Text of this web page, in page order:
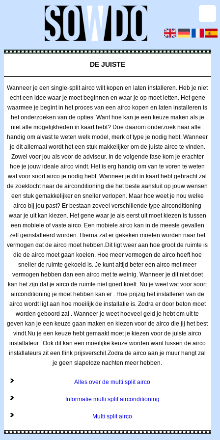
DE JUISTE
Wanneer je een single-split airco wilt kopen en laten installeren. Heb je niet
echt een idee waar je moet beginnen en waar je op moet letten. Het gene
waarmee je begint in het proces van een airco kopen en laten installeren is
het onderzoeken van de opties. Want hoe kan je een keuze maken als je
niet alle mogelijkheden in kaart hebt? Doe daarom onderzoek naar alle .
handig om alvast te weten welk model, merk of type je nodig hebt. Wanneer
je dit allemaal wordt het een stuk makkelijker om de juiste airco te vinden.
Zowel voor jou als voor de adviseur. In de volgende fase kom je erachter
hoe je jouw ideale airco vindt. Het is erg handig om van te voren te weten
wat voor soort airco je nodig hebt. Wanneer je dit in kaart hebt gebracht zal
de zoektocht naar de airconditioning die het beste aansluit op jouw wensen
een stuk gemakkelijker en sneller verlopen. Maar hoe weet je nou welke
airco bij jou past? Er bestaan zoveel verschillende type airconditioning
waar je uit kan kiezen. Het gene waar je als eerst uit moet kiezen is tussen
een mobiele of vaste airco. Een mobiele airco kan in de meeste gevallen
zelf geinstalleerd worden. Hierna zal er gekeken moeten worden naar het
vermogen dat de airco moet hebben.Dit ligt weer aan hoe groot de ruimte is
die de airco moet gaan koelen. Hoe meer vermogen de airco heeft hoe
sneller de ruimte gekoeld is. Je kunt altijd beter een airco met meer
vermogen hebben dan een airco met te weinig. Wanneer je dit niet doet
kan het zijn dat je airco de ruimte niet goed koelt. Nu je weet wat voor soort
airconditioning je moet hebben kan er . Hoe prijzig het installeren van de
airco wordt ligt aan hoe moeilijk de installatie is. Zodra er door beton moet
worden geboord zal . Wanneer je weet hoeveel geld je hebt om uit te
geven kan je een keuze gaan maken en kiezen voor de airco die jij het best
vindt.Nu je een keuze hebt gemaakt moet je kiezen voor de juiste airco
installateur.. Ook dit kan een moeilijke keuze worden want tussen de airco
installateurs zit een flink prijsverschil.Zodra de airco aan je muur hangt zal
je geen slapeloze nachten meer hebben.
Alles over de multi split airco
Informatie multi split airconditioning
Multi split airco